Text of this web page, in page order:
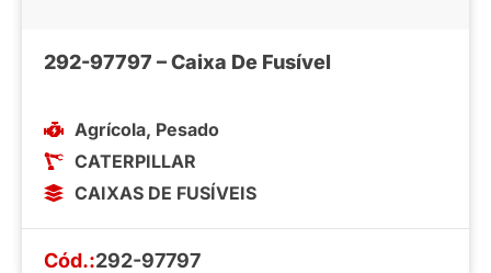
292-97797 – Caixa De Fusível
Agrícola, Pesado
CATERPILLAR
CAIXAS DE FUSÍVEIS
Cód.:292-97797